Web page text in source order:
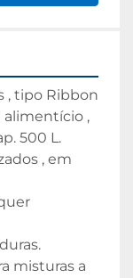
, tipo Ribbon
alimentício ,
500 L.
, em
misturas a